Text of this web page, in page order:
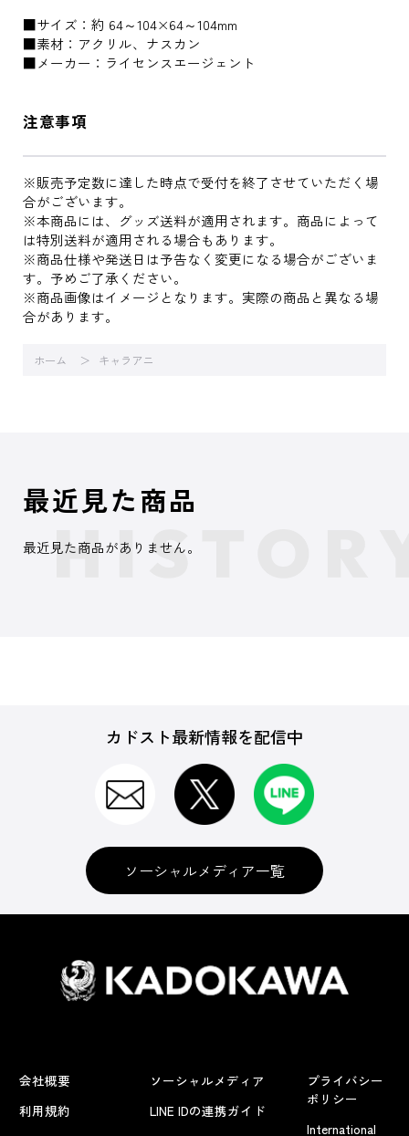
■サイズ：約 64～104×64～104mm
■素材：アクリル、ナスカン
■メーカー：ライセンスエージェント
注意事項
※販売予定数に達した時点で受付を終了させていただく場
合がございます。
※本商品には、グッズ送料が適用されます。商品によって
は特別送料が適用される場合もあります。
※商品仕様や発送日は予告なく変更になる場合がございま
す。予めご了承ください。
※商品画像はイメージとなります。実際の商品と異なる場
合があります。
ホーム キャラアニ
最近見た商品
最近見た商品がありません。
カドスト最新情報を配信中
ソーシャルメディア一覧
会社概要
利用規約
ソーシャルメディア
LINE IDの連携ガイド
プライバシー
ポリシー
International